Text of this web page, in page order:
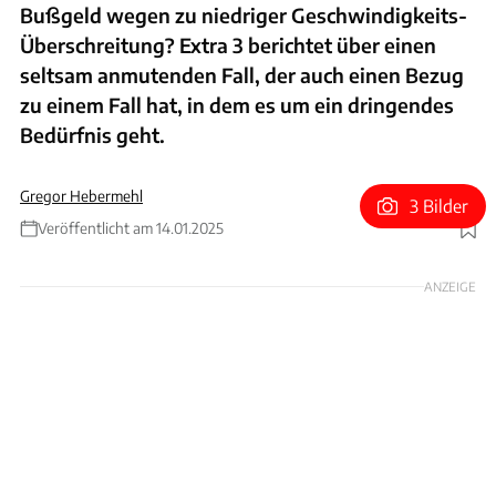
Bußgeld wegen zu niedriger Geschwindigkeits-
Überschreitung? Extra 3 berichtet über einen
seltsam anmutenden Fall, der auch einen Bezug
zu einem Fall hat, in dem es um ein dringendes
Bedürfnis geht.
Gregor Hebermehl
Veröffentlicht am 14.01.2025
Foto: Matthias Thöns
3 Bilder
ANZEIGE